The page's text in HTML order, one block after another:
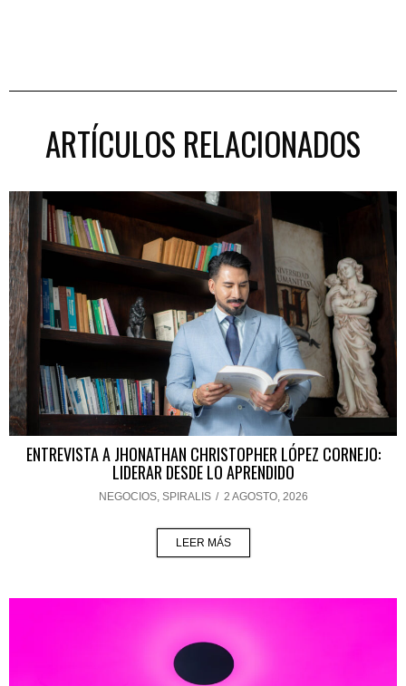
ARTÍCULOS RELACIONADOS
ENTREVISTA A JHONATHAN CHRISTOPHER LÓPEZ CORNEJO:
LIDERAR DESDE LO APRENDIDO
NEGOCIOS, SPIRALIS / 2 AGOSTO, 2026
LEER MÁS